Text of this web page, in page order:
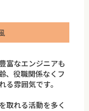
富なエンジニアも
、役職関係なくフ
る雰囲気です。
取れる活動を多く